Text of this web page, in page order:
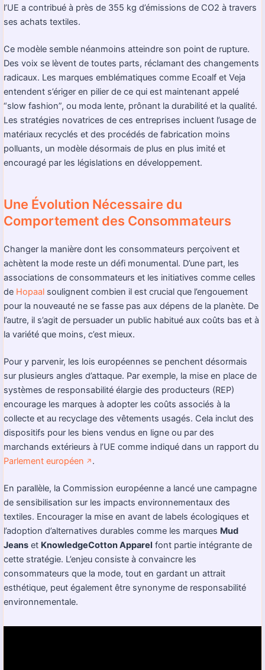
l’UE a contribué à près de 355 kg d’émissions de CO2 à travers
ses achats textiles.
Ce modèle semble néanmoins atteindre son point de rupture.
Des voix se lèvent de toutes parts, réclamant des changements
radicaux. Les marques emblématiques comme Ecoalf et Veja
entendent s’ériger en pilier de ce qui est maintenant appelé
“slow fashion”, ou moda lente, prônant la durabilité et la qualité.
Les stratégies novatrices de ces entreprises incluent l’usage de
matériaux recyclés et des procédés de fabrication moins
polluants, un modèle désormais de plus en plus imité et
encouragé par les législations en développement.
Une Évolution Nécessaire du
Comportement des Consommateurs
Changer la manière dont les consommateurs perçoivent et
achètent la mode reste un défi monumental. D’une part, les
associations de consommateurs et les initiatives comme celles
de Hopaal soulignent combien il est crucial que l’engouement
pour la nouveauté ne se fasse pas aux dépens de la planète. De
l’autre, il s’agit de persuader un public habitué aux coûts bas et à
la variété que moins, c’est mieux.
Pour y parvenir, les lois européennes se penchent désormais
sur plusieurs angles d’attaque. Par exemple, la mise en place de
systèmes de responsabilité élargie des producteurs (REP)
encourage les marques à adopter les coûts associés à la
collecte et au recyclage des vêtements usagés. Cela inclut des
dispositifs pour les biens vendus en ligne ou par des
marchands extérieurs à l’UE comme indiqué dans un rapport du
Parlement européen ↗️ .
En parallèle, la Commission européenne a lancé une campagne
de sensibilisation sur les impacts environnementaux des
textiles. Encourager la mise en avant de labels écologiques et
l’adoption d’alternatives durables comme les marques Mud
Jeans et KnowledgeCotton Apparel font partie intégrante de
cette stratégie. L’enjeu consiste à convaincre les
consommateurs que la mode, tout en gardant un attrait
esthétique, peut également être synonyme de responsabilité
environnementale.